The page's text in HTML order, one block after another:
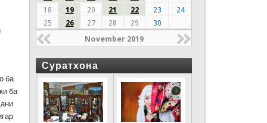
ба
ба
18
19 20 21 22 23
24
25
26 27 28 29 30
November 2019
Суратхона